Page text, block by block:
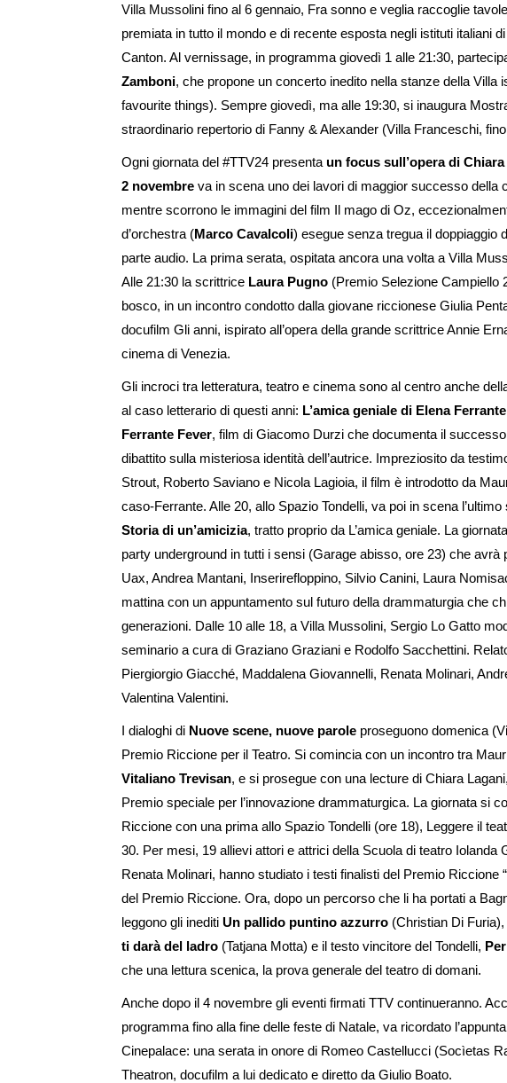
Villa Mussolini fino al 6 gennaio, Fra sonno e veglia raccoglie
premiata in tutto il mondo e di recente esposta negli istituti italiani
Canton. Al vernissage, in programma giovedì 1 alle 21:30,
Zamboni, che propone un concerto inedito nella stanze della Villa
favourite things). Sempre giovedì, ma alle 19:30, si inaugura
straordinario repertorio di Fanny & Alexander (Villa Franceschi,
Ogni giornata del #TTV24 presenta un focus sull’opera di
2 novembre va in scena uno dei lavori di maggior successo della
mentre scorrono le immagini del film Il mago di Oz,
d’orchestra (Marco Cavalcoli) esegue senza tregua il doppiaggio
parte audio. La prima serata, ospitata ancora una volta a Villa
Alle 21:30 la scrittrice Laura Pugno (Premio Selezione Campiello
bosco, in un incontro condotto dalla giovane riccionese Giulia
docufilm Gli anni, ispirato all’opera della grande scrittrice Annie
cinema di Venezia.
Gli incroci tra letteratura, teatro e cinema sono al centro anche
al caso letterario di questi anni: L’amica geniale di Elena
Ferrante Fever, film di Giacomo Durzi che documenta il
dibattito sulla misteriosa identità dell’autrice. Impreziosito da
Strout, Roberto Saviano e Nicola Lagioia, il film è introdotto da
caso-Ferrante. Alle 20, allo Spazio Tondelli, va poi in scena
Storia di un’amicizia, tratto proprio da L’amica geniale. La
party underground in tutti i sensi (Garage abisso, ore 23) che avrà
Uax, Andrea Mantani, Inserirefloppino, Silvio Canini, Laura
mattina con un appuntamento sul futuro della drammaturgia che
generazioni. Dalle 10 alle 18, a Villa Mussolini, Sergio Lo Gatto
seminario a cura di Graziano Graziani e Rodolfo Sacchettini.
Piergiorgio Giacché, Maddalena Giovannelli, Renata Molinari,
Valentina Valentini.
I dialoghi di Nuove scene, nuove parole proseguono domenica
Premio Riccione per il Teatro. Si comincia con un incontro tra
Vitaliano Trevisan, e si prosegue con una lecture di Chiara
Premio speciale per l’innovazione drammaturgica. La giornata si
Riccione con una prima allo Spazio Tondelli (ore 18), Leggere il
30. Per mesi, 19 allievi attori e attrici della Scuola di teatro Iolanda
Renata Molinari, hanno studiato i testi finalisti del Premio Riccione
del Premio Riccione. Ora, dopo un percorso che li ha portati a
leggono gli inediti Un pallido puntino azzurro (Christian Di Furia),
ti darà del ladro (Tatjana Motta) e il testo vincitore del Tondelli,
che una lettura scenica, la prova generale del teatro di domani.
Anche dopo il 4 novembre gli eventi firmati TTV continueranno.
programma fino alla fine delle feste di Natale, va ricordato
Cinepalace: una serata in onore di Romeo Castellucci (Socìetas
Theatron, docufilm a lui dedicato e diretto da Giulio Boato.